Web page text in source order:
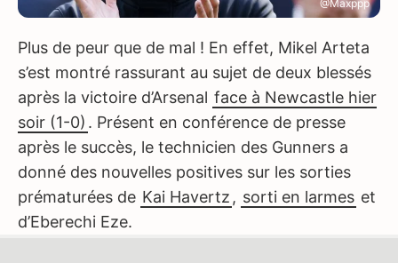
@Maxppp
Plus de peur que de mal ! En effet, Mikel Arteta
s’est montré rassurant au sujet de deux blessés
après la victoire d’Arsenal face à Newcastle hier
soir (1-0) . Présent en conférence de presse
après le succès, le technicien des Gunners a
donné des nouvelles positives sur les sorties
prématurées de Kai Havertz , sorti en larmes et
d’Eberechi Eze.